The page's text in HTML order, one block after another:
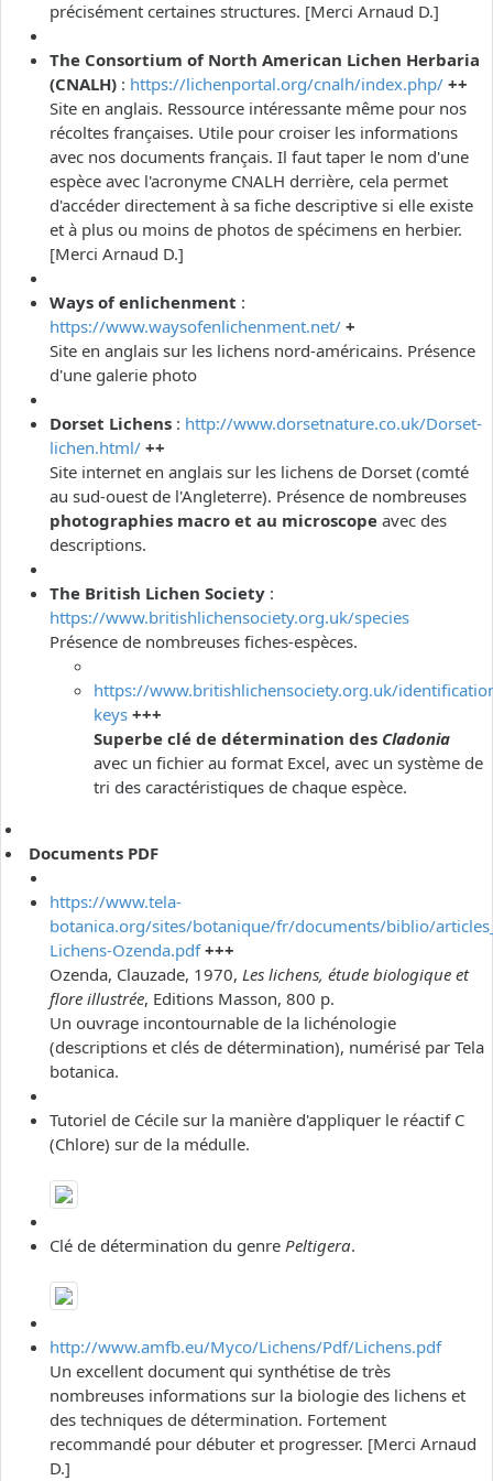
précisément certaines structures. [Merci Arnaud D.]
The Consortium of North American Lichen Herbaria
(CNALH) : https://lichenportal.org/cnalh/index.php/ ++
Site en anglais. Ressource intéressante même pour nos
récoltes françaises. Utile pour croiser les informations
avec nos documents français. Il faut taper le nom d'une
espèce avec l'acronyme CNALH derrière, cela permet
d'accéder directement à sa fiche descriptive si elle existe
et à plus ou moins de photos de spécimens en herbier.
[Merci Arnaud D.]
Ways of enlichenment :
https://www.waysofenlichenment.net/ +
Site en anglais sur les lichens nord-américains. Présence
d'une galerie photo
Dorset Lichens : http://www.dorsetnature.co.uk/Dorset-
lichen.html/ ++
Site internet en anglais sur les lichens de Dorset (comté
au sud-ouest de l'Angleterre). Présence de nombreuses
photographies macro et au microscope avec des
descriptions.
The British Lichen Society :
https://www.britishlichensociety.org.uk/species
Présence de nombreuses fiches-espèces.
https://www.britishlichensociety.org.uk/
keys +++
Superbe clé de détermination des Cladonia
avec un fichier au format Excel, avec un système de
tri des caractéristiques de chaque espèce.
Documents PDF
https://www.tela-
botanica.org/sites/botanique/fr/documents/biblio/
Lichens-Ozenda.pdf +++
Ozenda, Clauzade, 1970, Les lichens, étude biologique et
flore illustrée, Editions Masson, 800 p.
Un ouvrage incontournable de la lichénologie
(descriptions et clés de détermination), numérisé par Tela
botanica.
Tutoriel de Cécile sur la manière d'appliquer le réactif C
(Chlore) sur de la médulle.
Clé de détermination du genre Peltigera.
http://www.amfb.eu/Myco/Lichens/Pdf/Lichens.pdf
Un excellent document qui synthétise de très
nombreuses informations sur la biologie des lichens et
des techniques de détermination. Fortement
recommandé pour débuter et progresser. [Merci Arnaud
D.]